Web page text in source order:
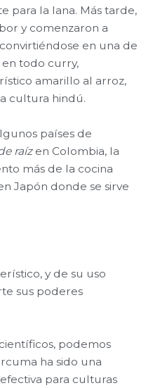
para la lana. Más tarde,
y comenzaron a
en una de
en todo curry,
amarillo al arroz,
cultura hindú.
países de
raízen Colombia, la
más de la cocina
Japón donde se sirve
y de su uso
sus poderes
podemos
ha sido una
para culturas